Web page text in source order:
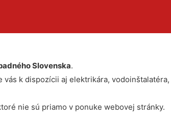
Slovenska.
k dispozícii aj elektrikára, vodoinštalatéra,
nie sú priamo v ponuke webovej stránky.